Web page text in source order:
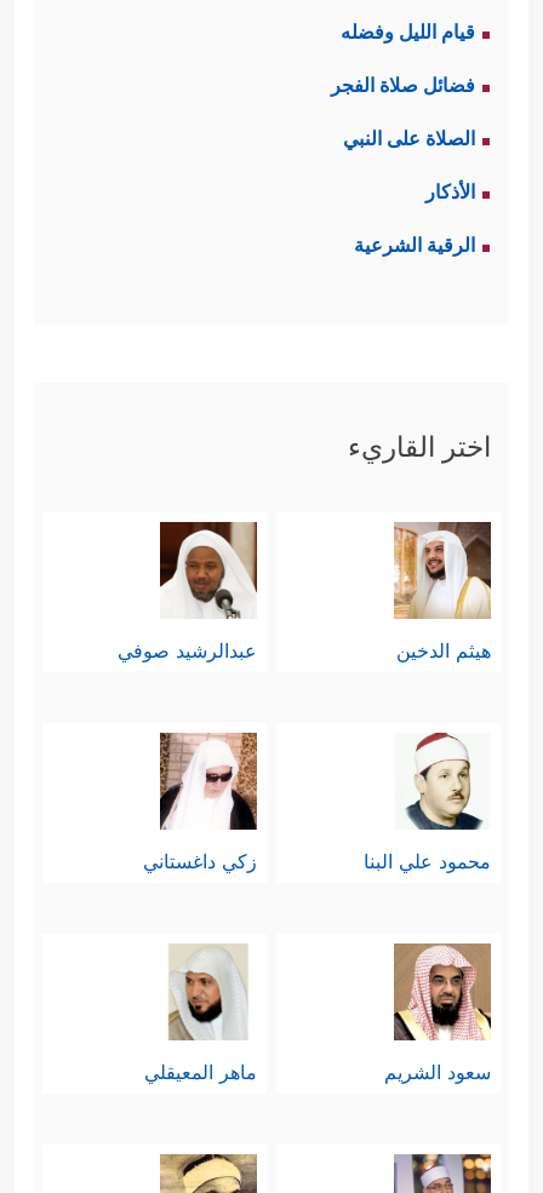
قيام الليل وفضله
فضائل صلاة الفجر
الصلاة على النبي
الأذكار
الرقية الشرعية
اختر القاريء
هيثم الدخين عبدالرشيد صوفي
محمود علي البنا زكي داغستاني
سعود الشريم ماهر المعيقلي